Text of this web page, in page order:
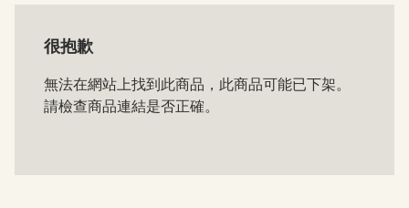
很抱歉
無法在網站上找到此商品，此商品可能已下架。
請檢查商品連結是否正確。